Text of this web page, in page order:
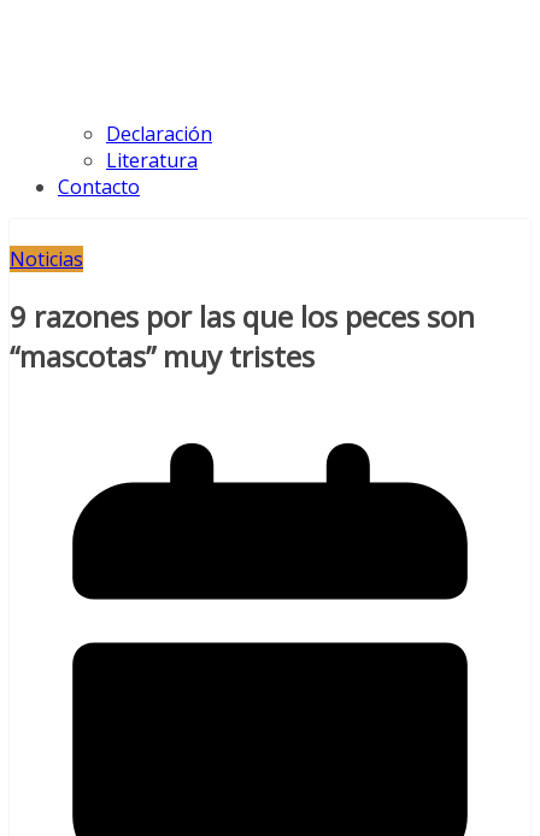
Declaración
Literatura
Contacto
Noticias
9 razones por las que los peces son
“mascotas” muy tristes